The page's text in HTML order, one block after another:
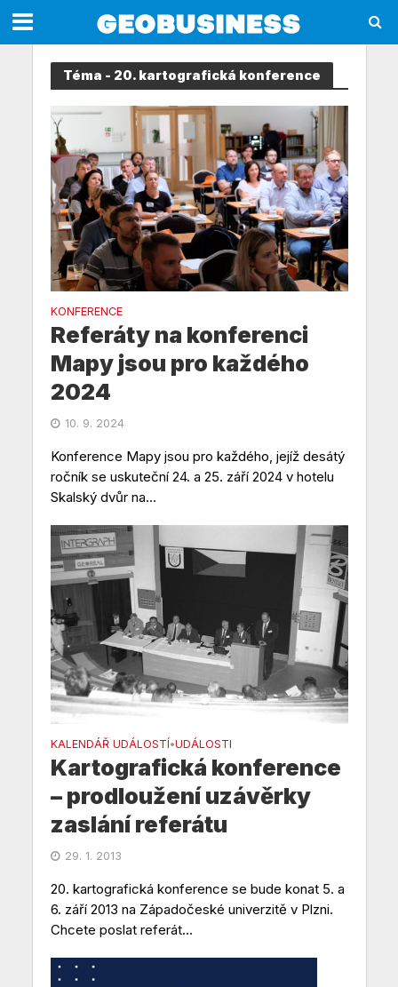
Téma - 20. kartografická konference
KONFERENCE
Referáty na konferenci
Mapy jsou pro každého
2024
10. 9. 2024
Konference Mapy jsou pro každého, jejíž desátý
ročník se uskuteční 24. a 25. září 2024 v hotelu
Skalský dvůr na...
KALENDÁŘ UDÁLOSTÍ•UDÁLOSTI
Kartografická konference
– prodloužení uzávěrky
zaslání referátu
29. 1. 2013
20. kartografická konference se bude konat 5. a
6. září 2013 na Západočeské univerzitě v Plzni.
Chcete poslat referát...